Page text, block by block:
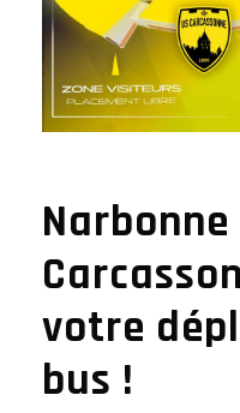
Narbonne
votre
bus !